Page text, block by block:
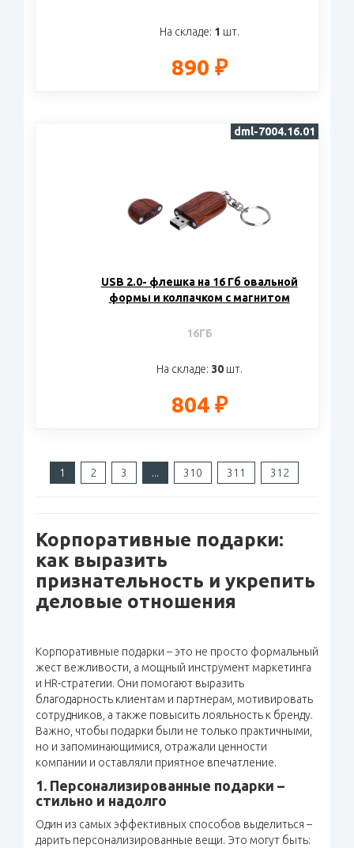
На складе: 1 шт.
890 ₽
USB 2.0- флешка на 16 Гб овальной
формы и колпачком с магнитом
16ГБ
На складе: 30шт.
804 ₽
dml-7004.16.01
1 2 3 ... 310 311 312
Корпоративные подарки:
как выразить
признательность и укрепить
деловые отношения
Корпоративные подарки – это не просто формальный
жест вежливости, а мощный инструмент маркетинга
и HR-стратегии. Они помогают выразить
благодарность клиентам и партнерам, мотивировать
сотрудников, а также повысить лояльность к бренду.
Важно, чтобы подарки были не только практичными,
но и запоминающимися, отражали ценности
компании и оставляли приятное впечатление.
1. Персонализированные подарки –
стильно и надолго
Один из самых эффективных способов выделиться –
дарить персонализированные вещи. Это могут быть: